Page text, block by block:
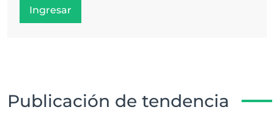
Ingresar
Publicación de tendencia